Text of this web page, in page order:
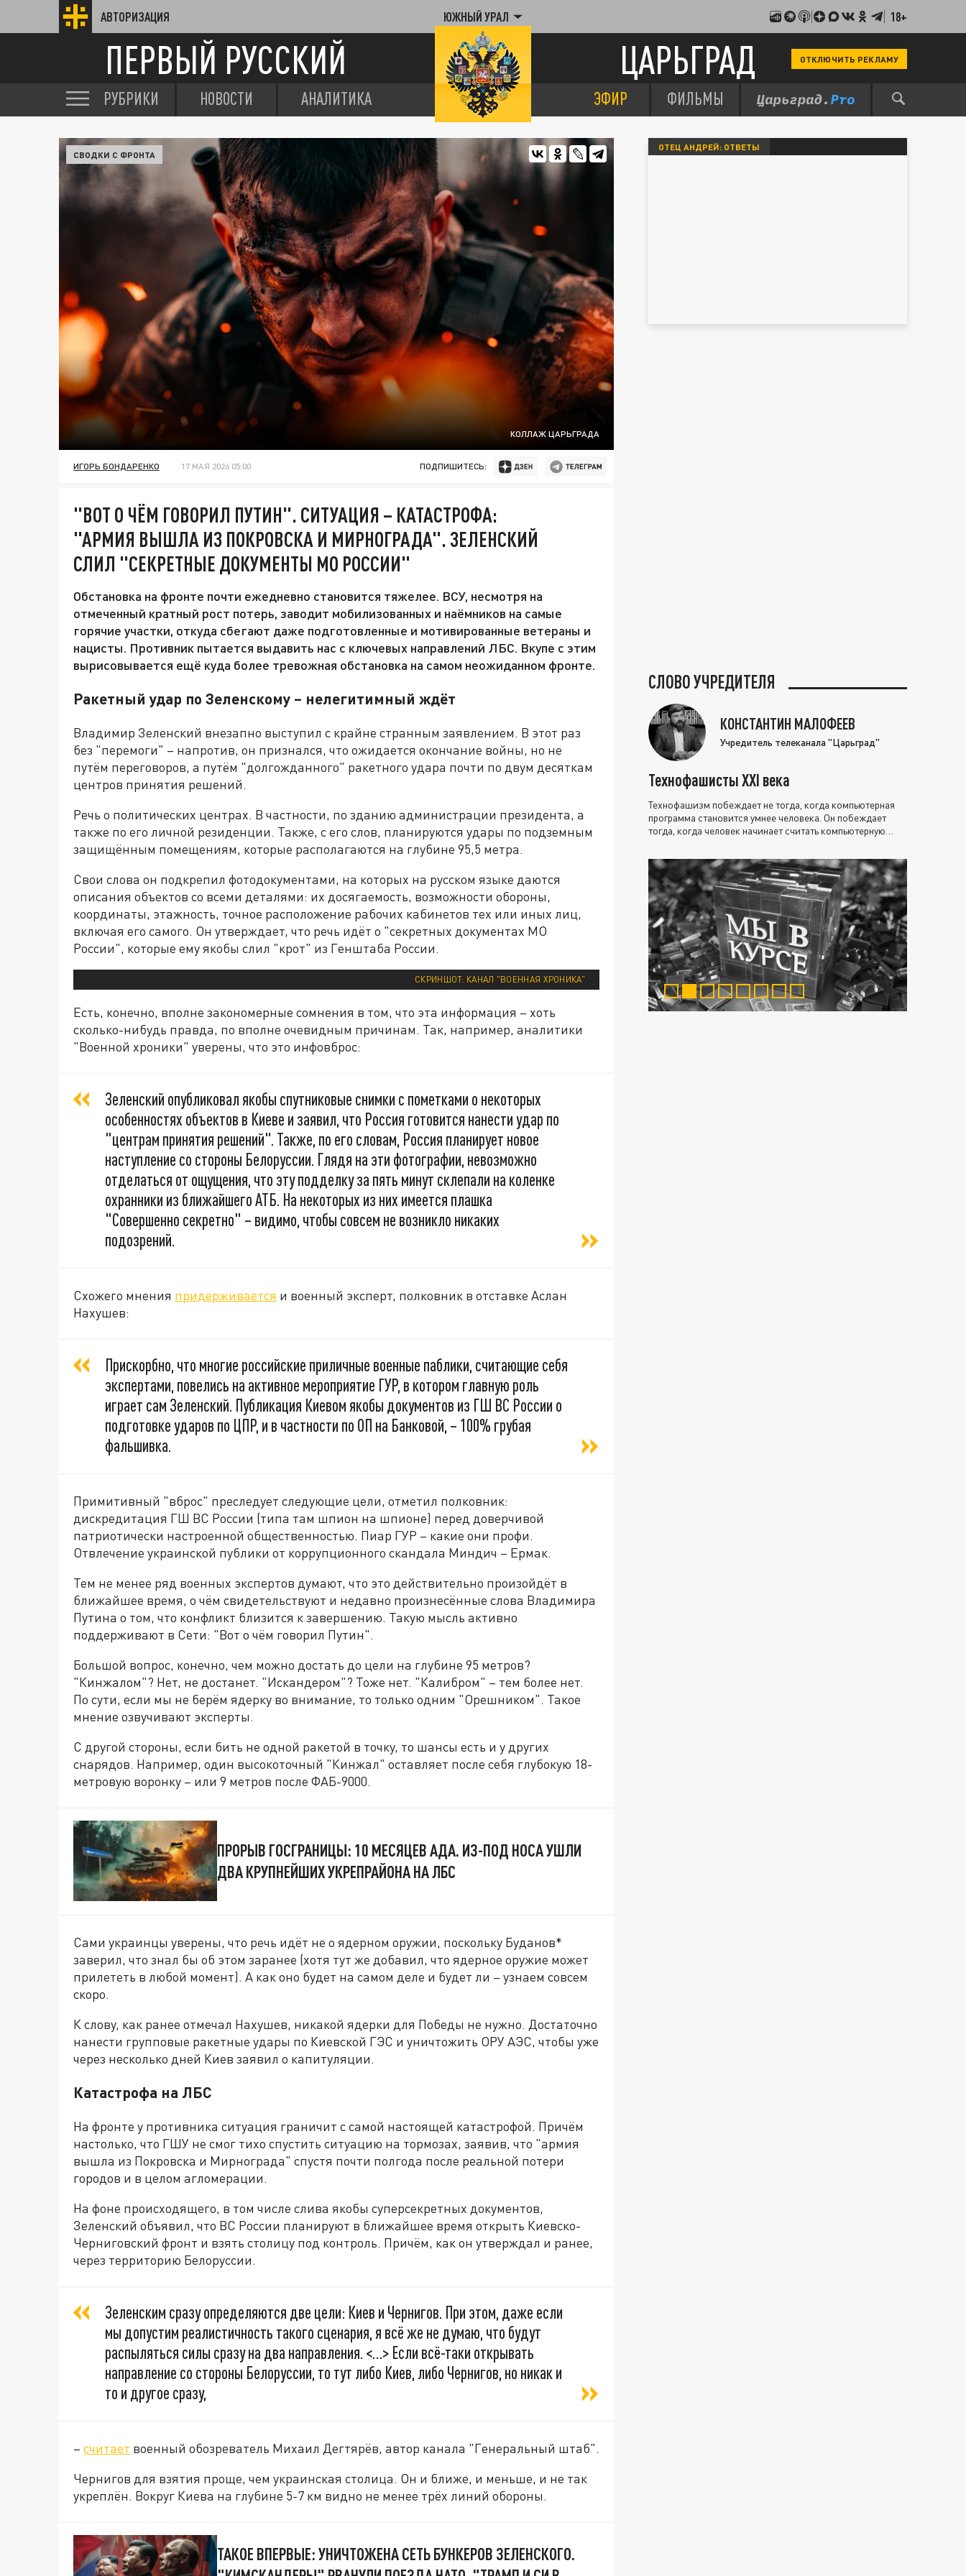
АВТОРИЗАЦИЯ ЮЖНЫЙ УРАЛ 18+
ПЕРВЫЙ РУССКИЙ ЦАРЬГРАД ОТКЛЮЧИТЬ РЕКЛАМУ
РУБРИКИ НОВОСТИ АНАЛИТИКА ЭФИР ФИЛЬМЫ
КОЛЛАЖ ЦАРЬГРАДА
СВОДКИ С ФРОНТА
ИГОРЬ БОНДАРЕНКО 17 МАЯ 2026 05:00 ПОДПИШИТЕСЬ:
"ВОТ О ЧЁМ ГОВОРИЛ ПУТИН". СИТУАЦИЯ – КАТАСТРОФА:
"АРМИЯ ВЫШЛА ИЗ ПОКРОВСКА И МИРНОГРАДА". ЗЕЛЕНСКИЙ
СЛИЛ "СЕКРЕТНЫЕ ДОКУМЕНТЫ МО РОССИИ"
Обстановка на фронте почти ежедневно становится тяжелее. ВСУ, несмотря на
отмеченный кратный рост потерь, заводит мобилизованных и наёмников на самые
горячие участки, откуда сбегают даже подготовленные и мотивированные ветераны и
нацисты. Противник пытается выдавить нас с ключевых направлений ЛБС. Вкупе с этим
вырисовывается ещё куда более тревожная обстановка на самом неожиданном фронте.
Ракетный удар по Зеленскому – нелегитимный ждёт
Владимир Зеленский внезапно выступил с крайне странным заявлением. В этот раз
без "перемоги" – напротив, он признался, что ожидается окончание войны, но не
путём переговоров, а путём "долгожданного" ракетного удара почти по двум десяткам
центров принятия решений.
Речь о политических центрах. В частности, по зданию администрации президента, а
также по его личной резиденции. Также, с его слов, планируются удары по подземным
защищённым помещениям, которые располагаются на глубине 95,5 метра.
Свои слова он подкрепил фотодокументами, на которых на русском языке даются
описания объектов со всеми деталями: их досягаемость, возможности обороны,
координаты, этажность, точное расположение рабочих кабинетов тех или иных лиц,
включая его самого. Он утверждает, что речь идёт о "секретных документах МО
России", которые ему якобы слил "крот" из Генштаба России.
СКРИНШОТ: КАНАЛ "ВОЕННАЯ ХРОНИКА"
Есть, конечно, вполне закономерные сомнения в том, что эта информация – хоть
сколько-нибудь правда, по вполне очевидным причинам. Так, например, аналитики
"Военной хроники" уверены, что это инфовброс:
Зеленский опубликовал якобы спутниковые снимки с пометками о некоторых
особенностях объектов в Киеве и заявил, что Россия готовится нанести удар по
"центрам принятия решений". Также, по его словам, Россия планирует новое
наступление со стороны Белоруссии. Глядя на эти фотографии, невозможно
отделаться от ощущения, что эту подделку за пять минут склепали на коленке
охранники из ближайшего АТБ. На некоторых из них имеется плашка
"Совершенно секретно" – видимо, чтобы совсем не возникло никаких
подозрений.
Схожего мнения придерживается и военный эксперт, полковник в отставке Аслан
Нахушев:
Прискорбно, что многие российские приличные военные паблики, считающие себя
экспертами, повелись на активное мероприятие ГУР, в котором главную роль
играет сам Зеленский. Публикация Киевом якобы документов из ГШ ВС России о
подготовке ударов по ЦПР, и в частности по ОП на Банковой, – 100% грубая
фальшивка.
Примитивный "вброс" преследует следующие цели, отметил полковник:
дискредитация ГШ ВС России (типа там шпион на шпионе) перед доверчивой
патриотически настроенной общественностью. Пиар ГУР – какие они профи.
Отвлечение украинской публики от коррупционного скандала Миндич – Ермак.
Тем не менее ряд военных экспертов думают, что это действительно произойдёт в
ближайшее время, о чём свидетельствуют и недавно произнесённые слова Владимира
Путина о том, что конфликт близится к завершению. Такую мысль активно
поддерживают в Сети: "Вот о чём говорил Путин".
Большой вопрос, конечно, чем можно достать до цели на глубине 95 метров?
"Кинжалом"? Нет, не достанет. "Искандером"? Тоже нет. "Калибром" – тем более нет.
По сути, если мы не берём ядерку во внимание, то только одним "Орешником". Такое
мнение озвучивают эксперты.
С другой стороны, если бить не одной ракетой в точку, то шансы есть и у других
снарядов. Например, один высокоточный "Кинжал" оставляет после себя глубокую 18-
метровую воронку – или 9 метров после ФАБ-9000.
ПРОРЫВ ГОСГРАНИЦЫ: 10 МЕСЯЦЕВ АДА. ИЗ-ПОД НОСА УШЛИ
ДВА КРУПНЕЙШИХ УКРЕПРАЙОНА НА ЛБС
Сами украинцы уверены, что речь идёт не о ядерном оружии, поскольку Буданов*
заверил, что знал бы об этом заранее (хотя тут же добавил, что ядерное оружие может
прилететь в любой момент). А как оно будет на самом деле и будет ли – узнаем совсем
скоро.
К слову, как ранее отмечал Нахушев, никакой ядерки для Победы не нужно. Достаточно
нанести групповые ракетные удары по Киевской ГЭС и уничтожить ОРУ АЭС, чтобы уже
через несколько дней Киев заявил о капитуляции.
Катастрофа на ЛБС
На фронте у противника ситуация граничит с самой настоящей катастрофой. Причём
настолько, что ГШУ не смог тихо спустить ситуацию на тормозах, заявив, что "армия
вышла из Покровска и Мирнограда" спустя почти полгода после реальной потери
городов и в целом агломерации.
На фоне происходящего, в том числе слива якобы суперсекретных документов,
Зеленский объявил, что ВС России планируют в ближайшее время открыть Киевско-
Черниговский фронт и взять столицу под контроль. Причём, как он утверждал и ранее,
через территорию Белоруссии.
Зеленским сразу определяются две цели: Киев и Чернигов. При этом, даже если
мы допустим реалистичность такого сценария, я всё же не думаю, что будут
распыляться силы сразу на два направления. <…> Если всё-таки открывать
направление со стороны Белоруссии, то тут либо Киев, либо Чернигов, но никак и
то и другое сразу,
– считает военный обозреватель Михаил Дегтярёв, автор канала "Генеральный штаб".
Чернигов для взятия проще, чем украинская столица. Он и ближе, и меньше, и не так
укреплён. Вокруг Киева на глубине 5-7 км видно не менее трёх линий обороны.
ТАКОЕ ВПЕРВЫЕ: УНИЧТОЖЕНА СЕТЬ БУНКЕРОВ ЗЕЛЕНСКОГО.
ОТЕЦ АНДРЕЙ: ОТВЕТЫ
СЛОВО УЧРЕДИТЕЛЯ
КОНСТАНТИН МАЛОФЕЕВ
Учредитель телеканала "Царьград"
Технофашисты XXI века
Технофашизм побеждает не тогда, когда компьютерная
программа становится умнее человека. Он побеждает
тогда, когда человек начинает считать компьютерную